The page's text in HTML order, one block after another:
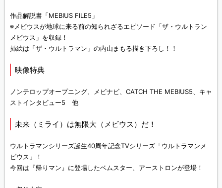
作品解説書「MEBIUS FILE5」
※メビウスが地球に来る前の知られざるエピソード「ザ・ウルトラン
メビウス」を収録！
挿絵は「ザ・ウルトラマン」の内山まもる描き下ろし！！
映像特典
ノンテロップオープニング、メビナビ、CATCH THE MEBIUS5、キャ
ストインタビュー5 他
未来（ミライ）は無限大（メビウス）だ！
ウルトラマンシリーズ誕生40周年記念TVシリーズ「ウルトラマンメ
ビウス」！
今回は『帰りマン』に登場したベムスター、アーストロンが登場！